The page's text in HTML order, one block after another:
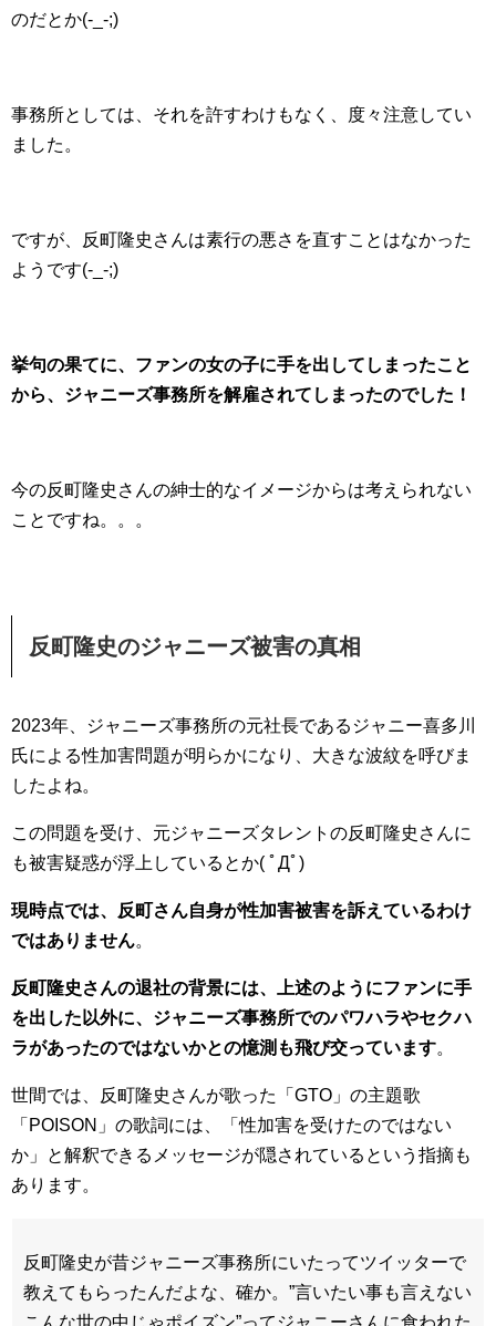
のだとか(-_-;)
事務所としては、それを許すわけもなく、度々注意してい
ました。
ですが、反町隆史さんは素行の悪さを直すことはなかった
ようです(-_-;)
挙句の果てに、ファンの女の子に手を出してしまったこと
から、ジャニーズ事務所を解雇されてしまったのでした！
今の反町隆史さんの紳士的なイメージからは考えられない
ことですね。。。
反町隆史のジャニーズ被害の真相
2023年、ジャニーズ事務所の元社長であるジャニー喜多川
氏による性加害問題が明らかになり、大きな波紋を呼びま
したよね。
この問題を受け、元ジャニーズタレントの反町隆史さんに
も被害疑惑が浮上しているとか( ﾟДﾟ)
現時点では、反町さん自身が性加害被害を訴えているわけ
ではありません。
反町隆史さんの退社の背景には、上述のようにファンに手
を出した以外に、ジャニーズ事務所でのパワハラやセクハ
ラがあったのではないかとの憶測も飛び交っています。
世間では、反町隆史さんが歌った「GTO」の主題歌
「POISON」の歌詞には、「性加害を受けたのではない
か」と解釈できるメッセージが隠されているという指摘も
あります。
反町隆史が昔ジャニーズ事務所にいたってツイッターで
教えてもらったんだよな、確か。”言いたい事も言えない
こんな世の中じゃポイズン”ってジャニーさんに食われた